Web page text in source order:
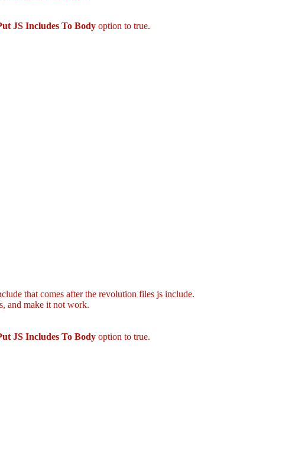
JS Includes To Body option to true.
that comes after the revolution files js include.
and make it not work.
JS Includes To Body option to true.